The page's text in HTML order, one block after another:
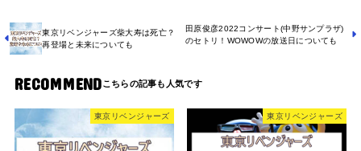
東京リベンジャーズ柴大寿は死亡？
再登場と未来についても
田原俊彦2022コンサート(中野サンプラザ)
のセトリ！WOWOWの放送日についても
RECOMMEND
東京リベンジャーズ 東京リベンジャーズ